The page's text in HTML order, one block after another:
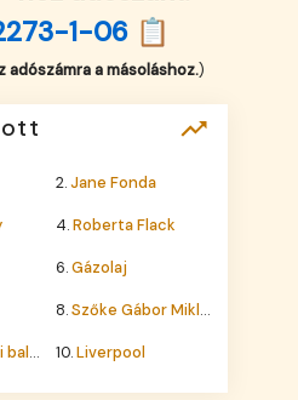
1-06 📋
a másoláshoz.)
2.Jane Fonda
4.Roberta Flack
6.Gázolaj
8.Szőke Gábor Miklós
10.Liverpool